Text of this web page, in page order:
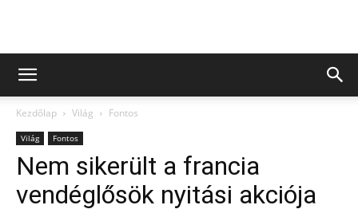
Kezdőlap Világ Fontos
Világ Fontos
Nem sikerült a francia
vendéglősök nyitási akciója